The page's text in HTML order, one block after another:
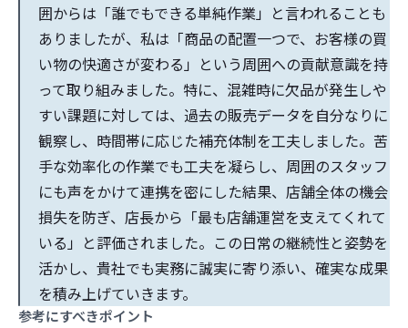
囲からは「誰でもできる単純作業」と言われることも
ありましたが、私は「商品の配置一つで、お客様の買
い物の快適さが変わる」という周囲への貢献意識を持
って取り組みました。特に、混雑時に欠品が発生しや
すい課題に対しては、過去の販売データを自分なりに
観察し、時間帯に応じた補充体制を工夫しました。苦
手な効率化の作業でも工夫を凝らし、周囲のスタッフ
にも声をかけて連携を密にした結果、店舗全体の機会
損失を防ぎ、店長から「最も店舗運営を支えてくれて
いる」と評価されました。この日常の継続性と姿勢を
活かし、貴社でも実務に誠実に寄り添い、確実な成果
を積み上げていきます。
参考にすべきポイント